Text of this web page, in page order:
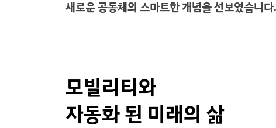
새로운 공동체의 스마트한 개념을 선보였습니다.
모빌리티와
자동화 된 미래의 삶